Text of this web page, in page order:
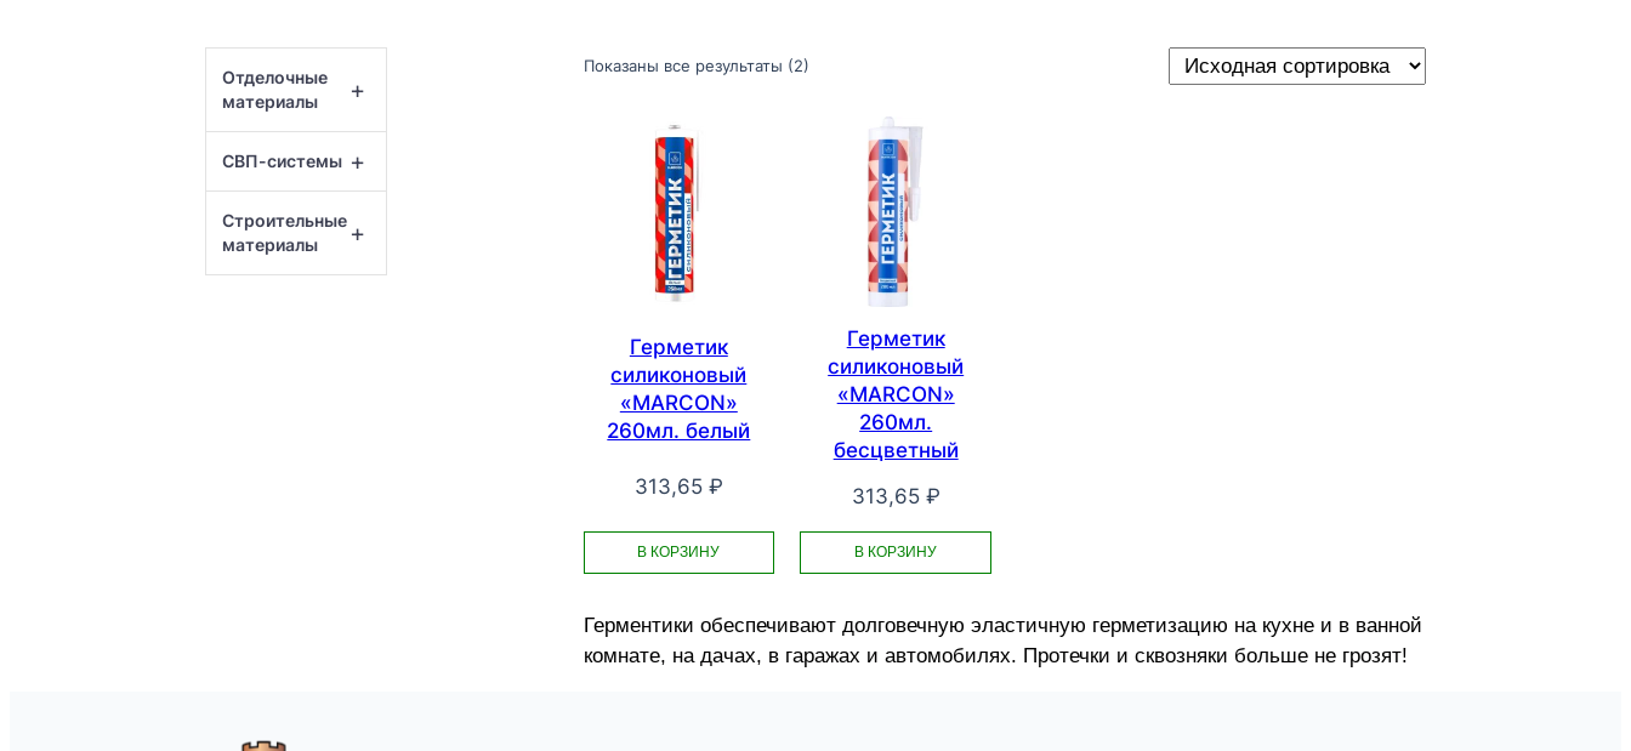
+
Отделочные
материалы
+
СВП-системы
+
Строительные
материалы
Показаны все результаты (2)
Герметик
силиконовый
«MARCON»
260мл. белый
313,65 ₽
В КОРЗИНУ
Герметик
силиконовый
«MARCON»
260мл.
бесцветный
313,65 ₽
В КОРЗИНУ
Герментики обеспечивают долговечную эластичную герметизацию на кухне и в ванной
комнате, на дачах, в гаражах и автомобилях. Протечки и сквозняки больше не грозят!